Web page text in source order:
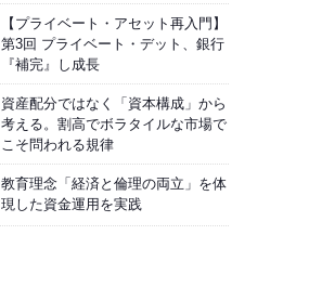
【プライベート・アセット再入門】
第3回 プライベート・デット、銀行
『補完』し成長
資産配分ではなく「資本構成」から
考える。割高でボラタイルな市場で
こそ問われる規律
教育理念「経済と倫理の両立」を体
現した資金運用を実践